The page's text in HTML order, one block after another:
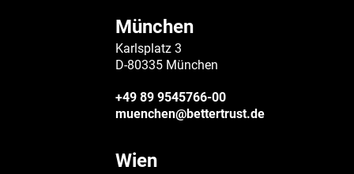
München
Karlsplatz 3
D-80335 München
+49 89 9545766-00
muenchen@bettertrust.de
Wien